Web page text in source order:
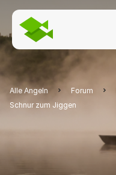
Alle Angeln Forum
Schnur zum Jiggen